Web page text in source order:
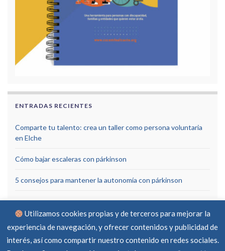
ENTRADAS RECIENTES
Comparte tu talento: crea un taller como persona voluntaria
en Elche
Cómo bajar escaleras con párkinson
5 consejos para mantener la autonomía con párkinson
Utilizamos cookies propias y de terceros para mejorar la
experiencia de navegación, y ofrecer contenidos y publicidad de
interés, así como compartir nuestro contenido en redes sociales.